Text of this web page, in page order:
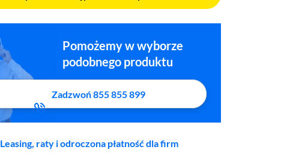
Pomożemy w wyborze
podobnego produktu
Zadzwoń 855 855 899
Leasing, raty i odroczona płatność dla firm